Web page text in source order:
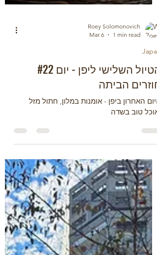
Mar 6
1 min read
Japan
הטיול השלישי ליפן - יום #22
חוזרים הביתה
היום האחרון ביפן - אומנות במלון, חתול מזל